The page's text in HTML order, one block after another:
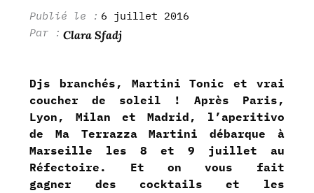
6 juillet 2016
Clara Sfadj
Djs branchés, Martini Tonic et vrai
coucher de soleil ! Après Paris,
Lyon, Milan et Madrid, l’aperitivo
de Ma Terrazza Martini débarque à
Marseille les 8 et 9 juillet au
Réfectoire.
Et on vous fait
gagner des cocktails et les